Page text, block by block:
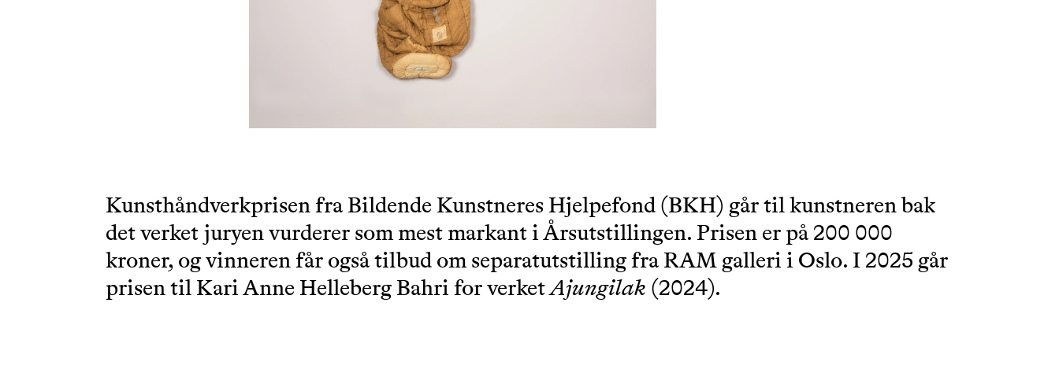
Kunsthåndverkprisen fra Bildende Kunstneres Hjelpefond (BKH) går til kunstneren bak
det verket juryen vurderer som mest markant i Årsutstillingen. Prisen er på 200 000
kroner, og vinneren får også tilbud om separatutstilling fra RAM galleri i Oslo. I 2025 går
prisen til Kari Anne Helleberg Bahri for verketAjungilak (2024).